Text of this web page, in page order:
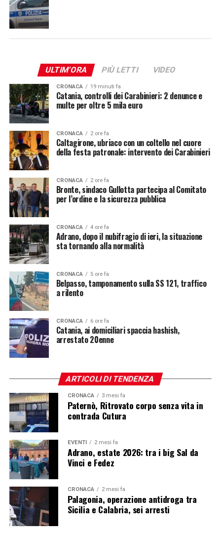
ULTIM'ORA PIÙ LETTI VIDEO
CRONACA 19 minuti fa
Catania, controlli dei Carabinieri: 2 denunce e
multe per oltre 5 mila euro
CRONACA 2 ore fa
Caltagirone, ubriaco con un coltello nel cuore
della festa patronale: intervento dei Carabinieri
CRONACA 2 ore fa
Bronte, sindaco Gullotta partecipa al Comitato
per l’ordine e la sicurezza pubblica
CRONACA 4 ore fa
Adrano, dopo il nubifragio di ieri, la situazione
sta tornando alla normalità
CRONACA 5 ore fa
Belpasso, tamponamento sulla SS 121, traffico
a rilento
CRONACA 6 ore fa
Catania, ai domiciliari spaccia hashish,
arrestato 20enne
ARTICOLI DI TENDENZA
CRONACA 3 mesi fa
Paternò, Ritrovato corpo senza vita in
contrada Cutura
EVENTI 2 mesi fa
Adrano, estate 2026: tra i big Sal da
Vinci e Fedez
CRONACA 2 mesi fa
Palagonia, operazione antidroga tra
Sicilia e Calabria, sei arresti